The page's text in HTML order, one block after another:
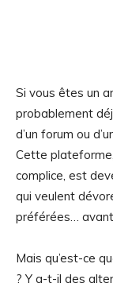
Si vous êtes un
probablement
d’un forum ou
Cette
complice, est
qui veulent
préférées…
Mais qu’est-ce
? Y a-t-il des